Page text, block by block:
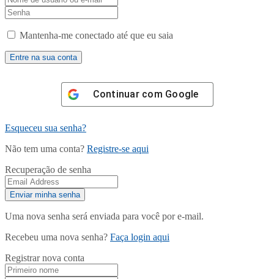
Mantenha-me conectado até que eu saia
Continuar com Google
Esqueceu sua senha?
Não tem uma conta? Registre-se aqui
Recuperação de senha
Uma nova senha será enviada para você por e-mail.
Recebeu uma nova senha? Faça login aqui
Registrar nova conta